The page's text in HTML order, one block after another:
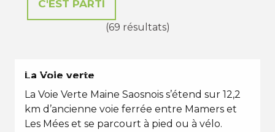
(69 résultats)
PETITES VACANCES
La Voie verte
La Voie Verte Maine Saosnois s’étend sur 12,2
km d’ancienne voie ferrée entre Mamers et
Les Mées et se parcourt à pied ou à vélo.